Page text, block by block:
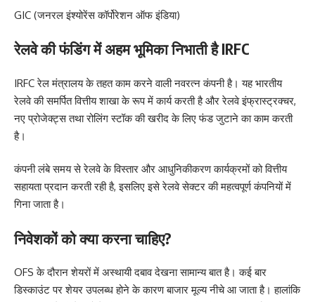
GIC (जनरल इंश्योरेंस कॉर्पोरेशन ऑफ इंडिया)
रेलवे की फंडिंग में अहम भूमिका निभाती है IRFC
IRFC रेल मंत्रालय के तहत काम करने वाली नवरत्न कंपनी है। यह भारतीय
रेलवे की समर्पित वित्तीय शाखा के रूप में कार्य करती है और रेलवे इंफ्रास्ट्रक्चर,
नए प्रोजेक्ट्स तथा रोलिंग स्टॉक की खरीद के लिए फंड जुटाने का काम करती
है।
कंपनी लंबे समय से रेलवे के विस्तार और आधुनिकीकरण कार्यक्रमों को वित्तीय
सहायता प्रदान करती रही है, इसलिए इसे रेलवे सेक्टर की महत्वपूर्ण कंपनियों में
गिना जाता है।
निवेशकों को क्या करना चाहिए?
OFS के दौरान शेयरों में अस्थायी दबाव देखना सामान्य बात है। कई बार
डिस्काउंट पर शेयर उपलब्ध होने के कारण बाजार मूल्य नीचे आ जाता है। हालांकि